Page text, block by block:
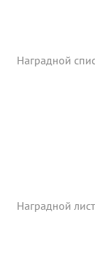
Наградной
Наградной лист